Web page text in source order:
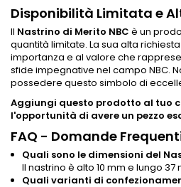
Disponibilità Limitata e
Il Nastrino di Merito NBC è un
quantità limitate. La sua alta
importanza e al valore che
sfide impegnative nel campo NBC.
possedere questo simbolo di
Aggiungi questo prodotto al tuo
l'opportunità di avere un pezzo
FAQ - Domande
Quali sono le dimensioni del
Il nastrino è alto 10 mm e lungo 37
Quali varianti di